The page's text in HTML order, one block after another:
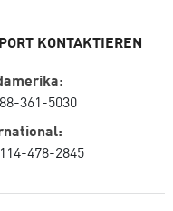
KONTAKTIEREN
361-5030
478-2845